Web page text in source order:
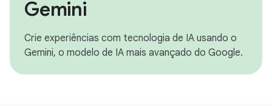
Gemini
Crie experiências com tecnologia de IA usando o
Gemini, o modelo de IA mais avançado do Google.